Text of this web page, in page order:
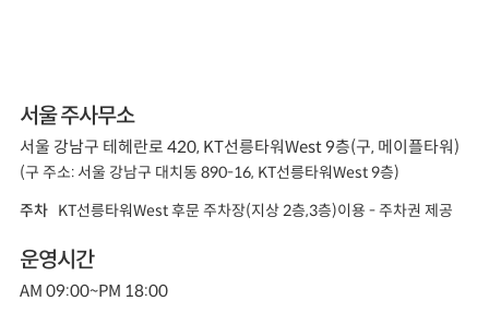
서울 주사무소
서울 강남구 테헤란로 420, KT선릉타워West 9층(구, 메이플타워)
(구 주소: 서울 강남구 대치동 890-16, KT선릉타워West 9층)
주차 KT선릉타워West 후문 주차장(지상 2층,3층)이용 - 주차권 제공
운영시간
AM 09:00~PM 18:00